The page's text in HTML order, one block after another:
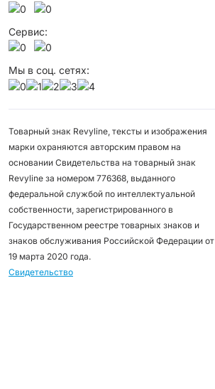
Сервис:
Мы в соц. сетях:
Товарный знак Revyline, тексты и изображения
марки охраняются авторским правом на
основании Свидетельства на товарный знак
Revyline за номером 776368, выданного
федеральной службой по интеллектуальной
собственности, зарегистрированного в
Государственном реестре товарных знаков и
знаков обслуживания Российской Федерации от
19 марта 2020 года.
Свидетельство